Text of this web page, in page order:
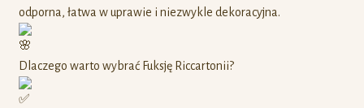
odporna, łatwa w uprawie i niezwykle dekoracyjna.
Dlaczego warto wybrać Fuksję Riccartonii?